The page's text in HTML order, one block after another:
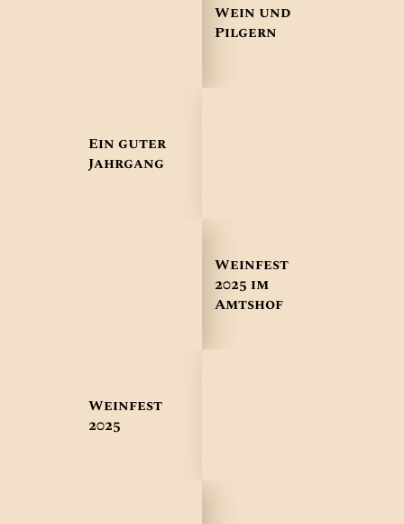
Wein und
Pilgern
Ein guter
Jahrgang
Weinfest
2025 im
Amtshof
Weinfest
2025